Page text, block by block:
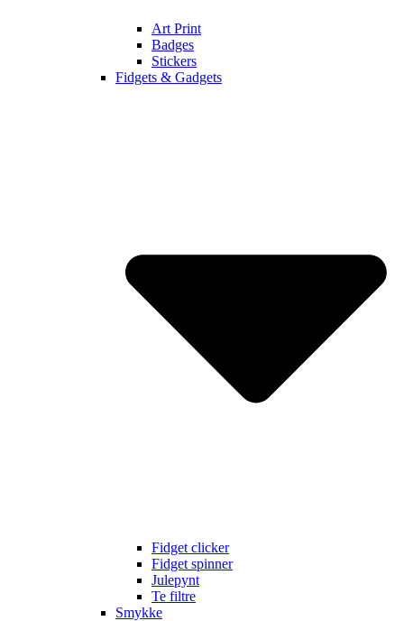
Art Print
Badges
Stickers
Fidgets & Gadgets
Fidget clicker
Fidget spinner
Julepynt
Te filtre
Smykke